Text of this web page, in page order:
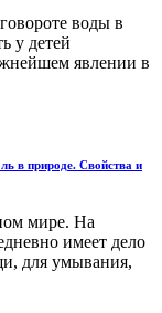
воды в
у детей
явлении в
в природе. Свойства и
мире. На
имеет дело
для умывания,